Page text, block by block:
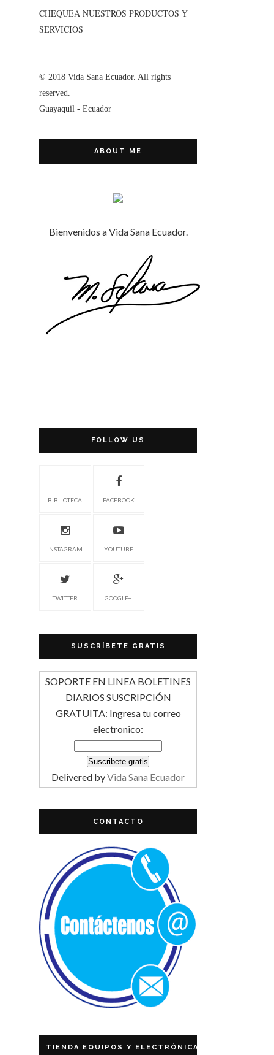
CHEQUEA NUESTROS PRODUCTOS Y
SERVICIOS
© 2018 Vida Sana Ecuador. All rights
reserved.
Guayaquil - Ecuador
ABOUT ME
Bienvenidos a Vida Sana Ecuador.
FOLLOW US
BIBLIOTECA FACEBOOK
INSTAGRAM YOUTUBE
TWITTER GOOGLE+
SUSCRÍBETE GRATIS
SOPORTE EN LINEA BOLETINES
DIARIOS SUSCRIPCIÓN
GRATUITA: Ingresa tu correo
electronico:
Delivered byVida Sana Ecuador
CONTACTO
TIENDA EQUIPOS Y ELECTRÓNICA